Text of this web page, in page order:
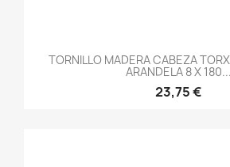
TORNILLO MADERA CABEZA
ARANDELA 8 X 180...
23,75 €